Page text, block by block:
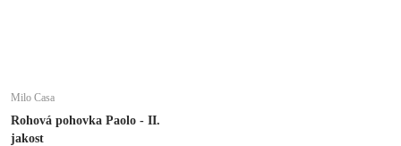
Milo Casa
Rohová pohovka Paolo - II.
jakost